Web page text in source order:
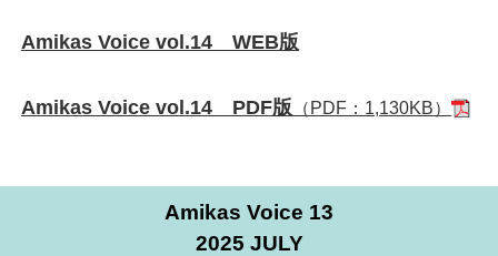
Amikas Voice vol.14 WEB版
Amikas Voice vol.14 PDF版 （PDF：1,130KB）
Amikas Voice 13
2025 JULY